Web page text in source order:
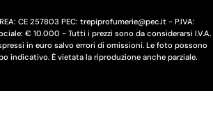
CE 257803 PEC: trepiprofumerie@pec.it - P.IVA:
€ 10.000 - Tutti i prezzi sono da considerarsi I.V.A.
in euro salvo errori di omissioni. Le foto possono
indicativo. È vietata la riproduzione anche parziale.